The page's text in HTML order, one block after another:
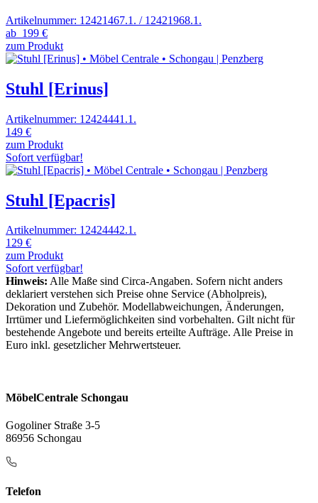
Artikelnummer: 12421467.1. / 12421968.1.
ab 199 €
zum Produkt
Stuhl [Erinus]
Artikelnummer: 12424441.1.
149 €
zum Produkt
Sofort verfügbar!
Stuhl [Epacris]
Artikelnummer: 12424442.1.
129 €
zum Produkt
Sofort verfügbar!
Hinweis: Alle Maße sind Circa-Angaben. Sofern nicht anders
deklariert verstehen sich Preise ohne Service (Abholpreis),
Dekoration und Zubehör. Modellabweichungen, Änderungen,
Irrtümer und Liefermöglichkeiten sind vorbehalten. Gilt nicht für
bestehende Angebote und bereits erteilte Aufträge. Alle Preise in
Euro inkl. gesetzlicher Mehrwertsteuer.
MöbelCentrale Schongau
Gogoliner Straße 3-5
86956 Schongau
Telefon